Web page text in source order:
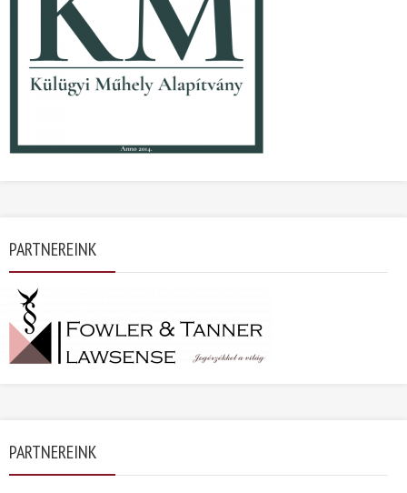
PARTNEREINK
PARTNEREINK